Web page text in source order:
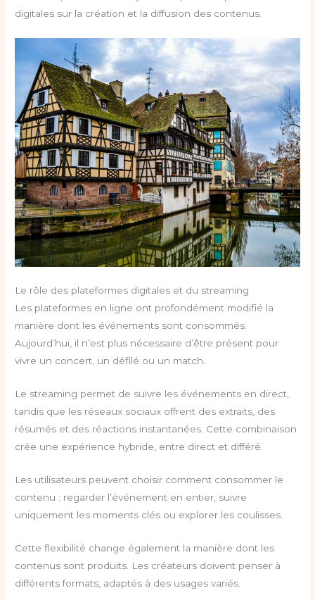
digitales sur la création et la diffusion des contenus.
Le rôle des plateformes digitales et du streaming
Les plateformes en ligne ont profondément modifié la
manière dont les événements sont consommés.
Aujourd’hui, il n’est plus nécessaire d’être présent pour
vivre un concert, un défilé ou un match.
Le streaming permet de suivre les événements en direct,
tandis que les réseaux sociaux offrent des extraits, des
résumés et des réactions instantanées. Cette combinaison
crée une expérience hybride, entre direct et différé.
Les utilisateurs peuvent choisir comment consommer le
contenu : regarder l’événement en entier, suivre
uniquement les moments clés ou explorer les coulisses.
Cette flexibilité change également la manière dont les
contenus sont produits. Les créateurs doivent penser à
différents formats, adaptés à des usages variés.